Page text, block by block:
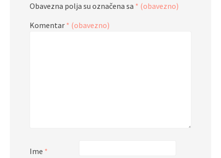
Obavezna polja su označena sa * (obavezno)
Komentar * (obavezno)
Ime *